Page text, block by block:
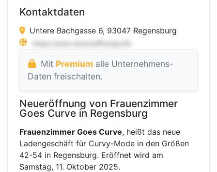
Kontaktdaten
Untere Bachgasse 6, 93047 Regensburg
Mit Premium alle Unternehmens-
Daten freischalten.
Neueröffnung von Frauenzimmer
Goes Curve in Regensburg
Frauenzimmer Goes Curve, heißt das neue
Ladengeschäft für Curvy-Mode in den Größen
42-54 in Regensburg. Eröffnet wird am
Samstag, 11. Oktober 2025.